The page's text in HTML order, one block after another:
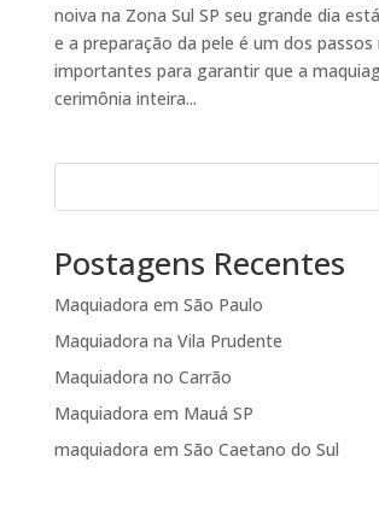
noiva na Zona Sul SP seu grande dia
e a preparação da pele é um dos passos
importantes para garantir que a
cerimônia inteira...
Postagens Recentes
Maquiadora em São Paulo
Maquiadora na Vila Prudente
Maquiadora no Carrão
Maquiadora em Mauá SP
maquiadora em São Caetano do Sul